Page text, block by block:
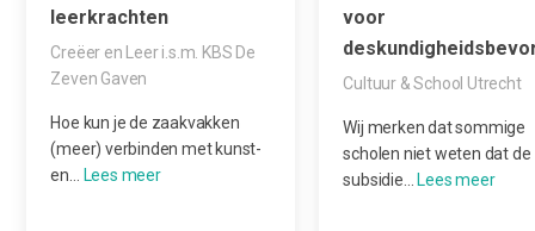
leerkrachten
Creëer en Leer i.s.m. KBS De
Zeven Gaven
Hoe kun je de zaakvakken
(meer) verbinden met kunst-
en…
voor
Cultuur & School Utrecht
Wij merken dat sommige
scholen niet weten dat de
subsidie…